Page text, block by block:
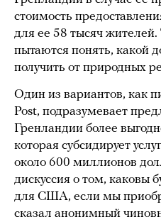
стоимость
для ее 58 тысяч
пытаются понять, какой
получить от природных
Один из вариантов, как
Post, подразумевает
Гренландии более
которая субсидирует
около 600 миллионов
дискуссия о том, каковы
для США, если мы
сказал анонимный